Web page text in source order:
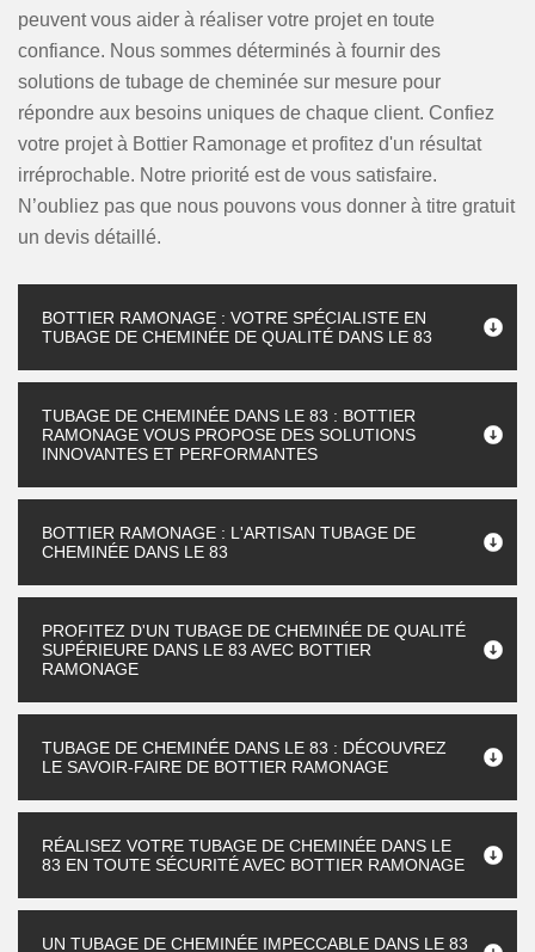
peuvent vous aider à réaliser votre projet en toute
confiance. Nous sommes déterminés à fournir des
solutions de tubage de cheminée sur mesure pour
répondre aux besoins uniques de chaque client. Confiez
votre projet à Bottier Ramonage et profitez d'un résultat
irréprochable. Notre priorité est de vous satisfaire.
N’oubliez pas que nous pouvons vous donner à titre gratuit
un devis détaillé.
BOTTIER RAMONAGE : VOTRE SPÉCIALISTE EN
TUBAGE DE CHEMINÉE DE QUALITÉ DANS LE 83
TUBAGE DE CHEMINÉE DANS LE 83 : BOTTIER
RAMONAGE VOUS PROPOSE DES SOLUTIONS
INNOVANTES ET PERFORMANTES
BOTTIER RAMONAGE : L'ARTISAN TUBAGE DE
CHEMINÉE DANS LE 83
PROFITEZ D'UN TUBAGE DE CHEMINÉE DE QUALITÉ
SUPÉRIEURE DANS LE 83 AVEC BOTTIER
RAMONAGE
TUBAGE DE CHEMINÉE DANS LE 83 : DÉCOUVREZ
LE SAVOIR-FAIRE DE BOTTIER RAMONAGE
RÉALISEZ VOTRE TUBAGE DE CHEMINÉE DANS LE
83 EN TOUTE SÉCURITÉ AVEC BOTTIER RAMONAGE
UN TUBAGE DE CHEMINÉE IMPECCABLE DANS LE 83